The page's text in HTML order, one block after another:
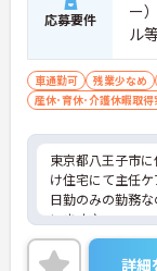
応募要件
ー
ル
車通勤可 残業少なめ
産休･育休･介護休暇取得
東京都八王子市
け住宅にて主任ケ
日勤のみの勤務
います♪
また、マイカー
通勤らくらくで
詳細